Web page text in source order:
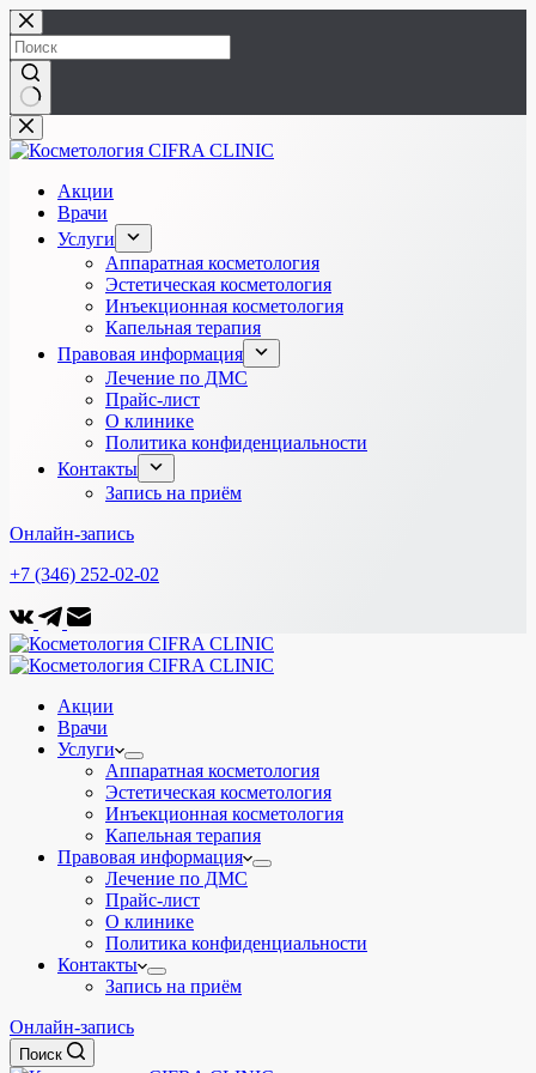
Перейти
к
сути
Ничего
не
Акции
Врачи
Услуги
Аппаратная косметология
Эстетическая косметология
Инъекционная косметология
Капельная терапия
Правовая информация
Лечение по ДМС
Прайс-лист
О клинике
Политика конфиденциальности
Контакты
Запись на приём
Онлайн-запись
+7 (346) 252-02-02
Акции
Врачи
Услуги
Аппаратная косметология
Эстетическая косметология
Инъекционная косметология
Капельная терапия
Правовая информация
Лечение по ДМС
Прайс-лист
О клинике
Политика конфиденциальности
Контакты
Запись на приём
Онлайн-запись
Поиск